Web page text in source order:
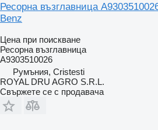
Ресорна възглавница
Benz
Цена при поискване
Ресорна възглавница
A9303510026
Румъния, Cristesti
ROYAL DRU AGRO S.R.L.
Свържете се с продавача